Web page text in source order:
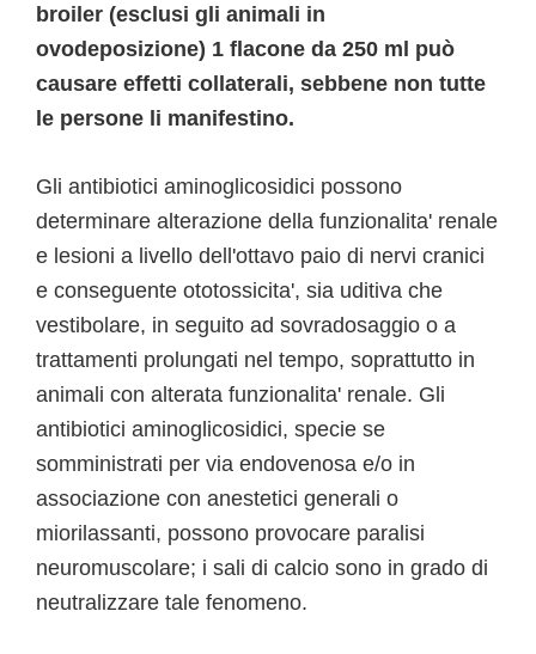
broiler (esclusi gli animali in
ovodeposizione) 1 flacone da 250 ml può
causare effetti collaterali, sebbene non tutte
le persone li manifestino.
Gli antibiotici aminoglicosidici possono
determinare alterazione della funzionalita' renale
e lesioni a livello dell'ottavo paio di nervi cranici
e conseguente ototossicita', sia uditiva che
vestibolare, in seguito ad sovradosaggio o a
trattamenti prolungati nel tempo, soprattutto in
animali con alterata funzionalita' renale. Gli
antibiotici aminoglicosidici, specie se
somministrati per via endovenosa e/o in
associazione con anestetici generali o
miorilassanti, possono provocare paralisi
neuromuscolare; i sali di calcio sono in grado di
neutralizzare tale fenomeno.